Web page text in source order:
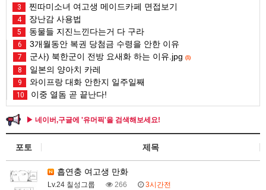
3 찐따미소녀 여고생 메이드카페 면접보기
4 장난감 사용법
5 동물들 지진느낀다는거 다 구라
6 3개월동안 복권 당첨금 수령을 안한 이유
7 군사) 북한군이 전방 요새화 하는 이유.jpg (1)
8 일본의 양아치 카레
9 와이프랑 대화 안한지 일주일째
10 이중 열돔 곧 끝난다!
▶ 네이버,구글에 '유머픽'을 검색해보세요!
포토 제목
흡연충 여고생 만화
Lv.24 칠성그룹 266 3시간전